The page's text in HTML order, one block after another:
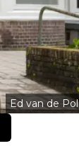
Ed van de Pol